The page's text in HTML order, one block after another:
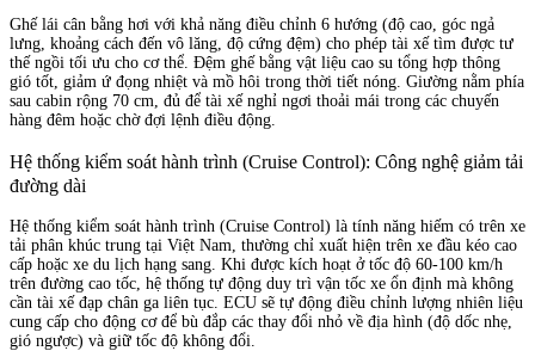
Ghế lái cân bằng hơi với khả năng điều chỉnh 6 hướng (độ cao, góc ngả
lưng, khoảng cách đến vô lăng, độ cứng đệm) cho phép tài xế tìm được tư
thế ngồi tối ưu cho cơ thể. Đệm ghế bằng vật liệu cao su tổng hợp thông
gió tốt, giảm ứ đọng nhiệt và mồ hôi trong thời tiết nóng. Giường nằm phía
sau cabin rộng 70 cm, đủ để tài xế nghỉ ngơi thoải mái trong các chuyến
hàng đêm hoặc chờ đợi lệnh điều động.
Hệ thống kiểm soát hành trình (Cruise Control): Công nghệ giảm tải
đường dài
Hệ thống kiểm soát hành trình (Cruise Control) là tính năng hiếm có trên xe
tải phân khúc trung tại Việt Nam, thường chỉ xuất hiện trên xe đầu kéo cao
cấp hoặc xe du lịch hạng sang. Khi được kích hoạt ở tốc độ 60-100 km/h
trên đường cao tốc, hệ thống tự động duy trì vận tốc xe ổn định mà không
cần tài xế đạp chân ga liên tục. ECU sẽ tự động điều chỉnh lượng nhiên liệu
cung cấp cho động cơ để bù đắp các thay đổi nhỏ về địa hình (độ dốc nhẹ,
gió ngược) và giữ tốc độ không đổi.